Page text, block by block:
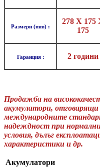
Размери (mm) :
278 X 175
175
Гаранция : 2 години
Продажба на
акумулатори,
международните
надеждност при
условия, дълъг
характеристики и др.
Акумулатори